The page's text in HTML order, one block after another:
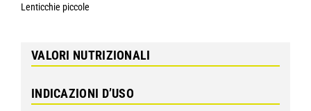
Lenticchie piccole
VALORI NUTRIZIONALI
INDICAZIONI D’USO